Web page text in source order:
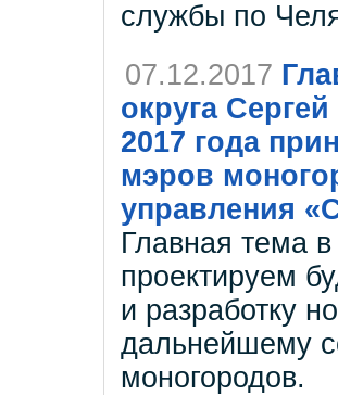
службы по
07.12.2017
округа
2017 года
мэров
управления
Главная тема
проектируем
и разработку
дальнейшему
моногородов.